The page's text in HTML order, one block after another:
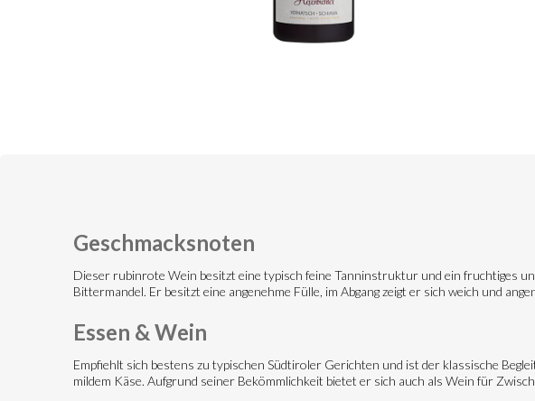
Geschmacksnoten
Dieser rubinrote Wein besitzt eine typisch feine Tanninstruktur und ein fruchtiges
Bittermandel. Er besitzt eine angenehme Fülle, im Abgang zeigt er sich weich und
Essen & Wein
Empfiehlt sich bestens zu typischen Südtiroler Gerichten und ist der klassische
mildem Käse. Aufgrund seiner Bekömmlichkeit bietet er sich auch als Wein für